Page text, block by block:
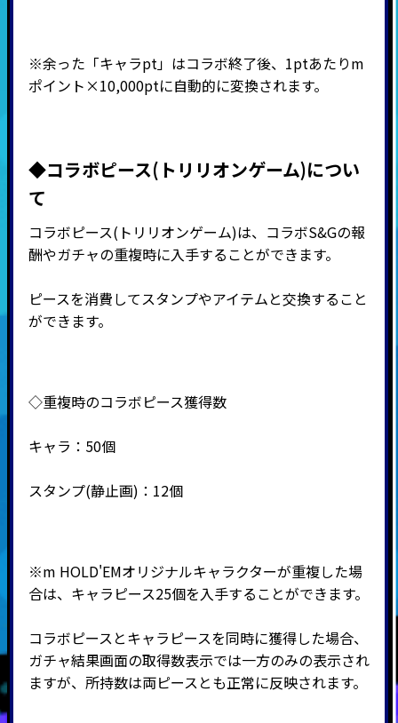
※余った「キャラpt」はコラボ終了後、1ptあたりm
ポイント×10,000ptに自動的に変換されます。
◆コラボピース(トリリオンゲーム)につい
て
コラボピース(トリリオンゲーム)は、コラボS&Gの報
酬やガチャの重複時に入手することができます。
ピースを消費してスタンプやアイテムと交換すること
ができます。
◇重複時のコラボピース獲得数
キャラ：50個
スタンプ(静止画)：12個
※m HOLD'EMオリジナルキャラクターが重複した場
合は、キャラピース25個を入手することができます。
コラボピースとキャラピースを同時に獲得した場合、
ガチャ結果画面の取得数表示では一方のみの表示され
ますが、所持数は両ピースとも正常に反映されます。